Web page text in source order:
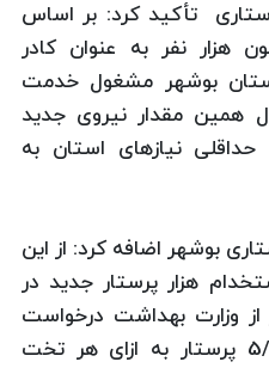
تأکید کرد: بر اساس
هزار نفر به عنوان کادر
بوشهر مشغول خدمت
همین مقدار نیروی جدید
نیازهای استان به
بوشهر اضافه کرد: از این
هزار پرستار جدید در
وزارت بهداشت درخواست
داریم تا به حداقل ضریب 5/1 پرستار به ازای هر تخت